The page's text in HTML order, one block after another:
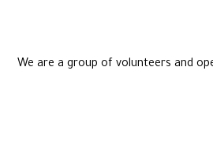
We are a group of volunteers and